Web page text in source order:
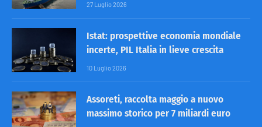
27 Luglio 2026
Istat: prospettive economia mondiale
incerte, PIL Italia in lieve crescita
10 Luglio 2026
Assoreti, raccolta maggio a nuovo
massimo storico per 7 miliardi euro